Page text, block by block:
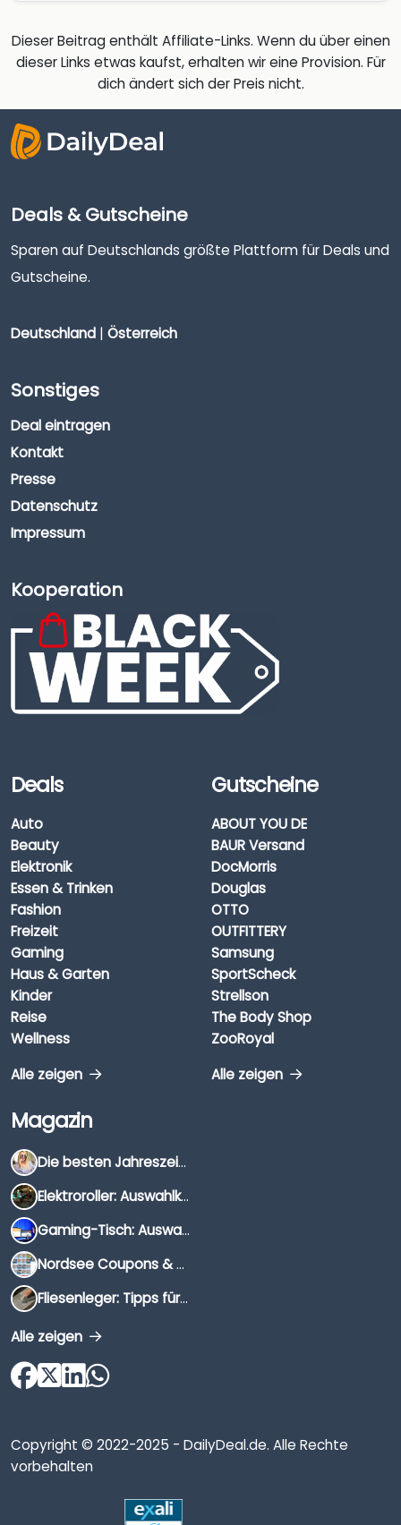
Dieser Beitrag enthält Affiliate-Links. Wenn du über einen
dieser Links etwas kaufst, erhalten wir eine Provision. Für
dich ändert sich der Preis nicht.
Deals & Gutscheine
Sparen auf Deutschlands größte Plattform für Deals und
Gutscheine.
Deutschland | Österreich
Sonstiges
Deal eintragen
Kontakt
Presse
Datenschutz
Impressum
Kooperation
Deals
Auto
Beauty
Elektronik
Essen & Trinken
Fashion
Freizeit
Gaming
Haus & Garten
Kinder
Reise
Wellness
Alle zeigen
Gutscheine
ABOUT YOU DE
BAUR Versand
DocMorris
Douglas
OTTO
OUTFITTERY
Samsung
SportScheck
Strellson
The Body Shop
ZooRoyal
Alle zeigen
Magazin
Die besten Jahreszeiten für Schnäppchenjäger
Elektroroller: Auswahlkriterien, Unterschiede & Tipps
Gaming-Tisch: Auswahlkriterien, Unterschiede & Tipps
Nordsee Coupons & Gutscheine 2026
Fliesenleger: Tipps für die Auswahl
Alle zeigen
Copyright © 2022-2025 - DailyDeal.de. Alle Rechte
vorbehalten